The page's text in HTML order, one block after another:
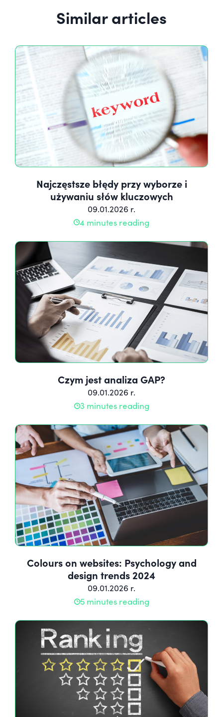
Similar articles
Najczęstsze błędy przy wyborze i
używaniu słów kluczowych
09.01.2026 r.
4 minutes reading
Czym jest analiza GAP?
09.01.2026 r.
3 minutes reading
Colours on websites: Psychology and
design trends 2024
09.01.2026 r.
5 minutes reading